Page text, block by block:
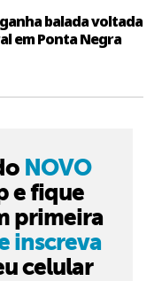
balada voltada
em Ponta Negra
NOVO
e fique
primeira
inscreva
celular